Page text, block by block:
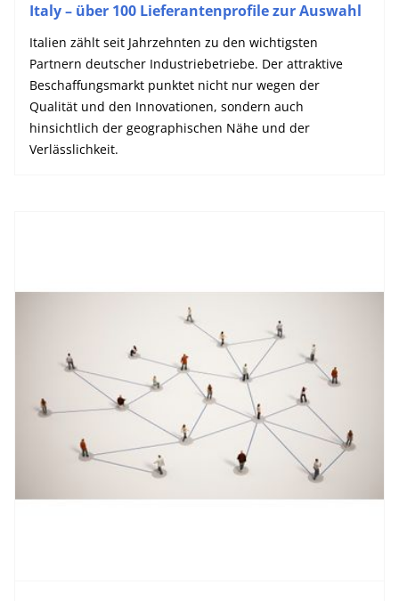
Italy – über 100 Lieferantenprofile zur Auswahl
Italien zählt seit Jahrzehnten zu den wichtigsten
Partnern deutscher Industriebetriebe. Der attraktive
Beschaffungsmarkt punktet nicht nur wegen der
Qualität und den Innovationen, sondern auch
hinsichtlich der geographischen Nähe und der
Verlässlichkeit.